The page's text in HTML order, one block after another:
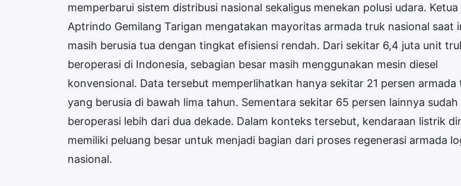
memperbarui sistem distribusi nasional sekaligus menekan polusi udara. Ketua
Aptrindo Gemilang Tarigan mengatakan mayoritas armada truk nasional saat
masih berusia tua dengan tingkat efisiensi rendah. Dari sekitar 6,4 juta unit
beroperasi di Indonesia, sebagian besar masih menggunakan mesin diesel
konvensional. Data tersebut memperlihatkan hanya sekitar 21 persen armada
yang berusia di bawah lima tahun. Sementara sekitar 65 persen lainnya sudah
beroperasi lebih dari dua dekade. Dalam konteks tersebut, kendaraan listrik
memiliki peluang besar untuk menjadi bagian dari proses regenerasi armada
nasional.